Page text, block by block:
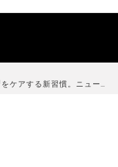
をケアする新習慣。ニュー…